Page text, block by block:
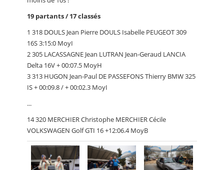
19 partants / 17 classés
1 318 DOULS Jean Pierre DOULS Isabelle PEUGEOT 309
16S 3:15:0 MoyI
2 305 LACASSAGNE Jean LUTRAN Jean-Geraud LANCIA
Delta 16V + 00:07.5 MoyH
3 313 HUGON Jean-Paul DE PASSEFONS Thierry BMW 325
IS + 00:09.8 / + 00:02.3 MoyI
...
14 320 MERCHIER Christophe MERCHIER Cécile
VOLKSWAGEN Golf GTI 16 +12:06.4 MoyB